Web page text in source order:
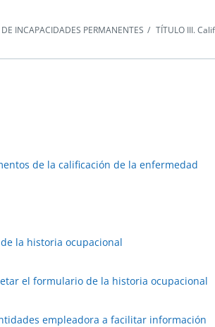
INCAPACIDADES PERMANENTES
TÍTULO III.
de la calificación de la enfermedad
la historia ocupacional
el formulario de la historia ocupacional
empleadora a facilitar información